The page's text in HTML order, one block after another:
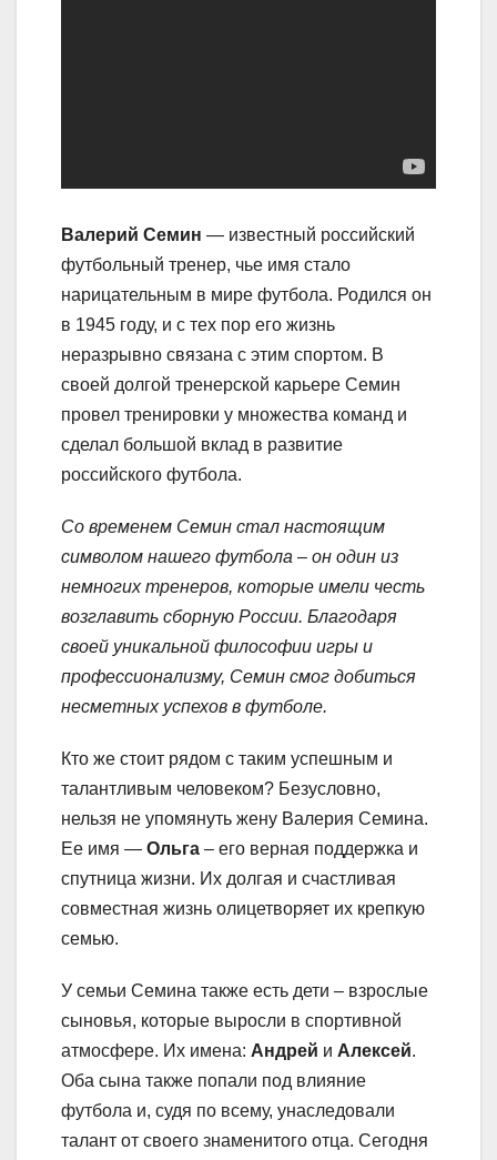
Валерий Семин — известный российский
футбольный тренер, чье имя стало
нарицательным в мире футбола. Родился он
в 1945 году, и с тех пор его жизнь
неразрывно связана с этим спортом. В
своей долгой тренерской карьере Семин
провел тренировки у множества команд и
сделал большой вклад в развитие
российского футбола.
Со временем Семин стал настоящим
символом нашего футбола – он один из
немногих тренеров, которые имели честь
возглавить сборную России. Благодаря
своей уникальной философии игры и
профессионализму, Семин смог добиться
несметных успехов в футболе.
Кто же стоит рядом с таким успешным и
талантливым человеком? Безусловно,
нельзя не упомянуть жену Валерия Семина.
Ее имя — Ольга – его верная поддержка и
спутница жизни. Их долгая и счастливая
совместная жизнь олицетворяет их крепкую
семью.
У семьи Семина также есть дети – взрослые
сыновья, которые выросли в спортивной
атмосфере. Их имена: Андрей и Алексей.
Оба сына также попали под влияние
футбола и, судя по всему, унаследовали
талант от своего знаменитого отца. Сегодня